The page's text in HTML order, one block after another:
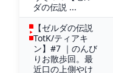
ダの伝説 ...
【ゼルダの伝説
TotK/ティアキ
ン】#7 ｜のんび
りお散歩回。最
近口の上側やけ